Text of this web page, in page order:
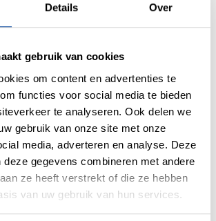
Details Over
gebruik van cookies
om content en advertenties te
functies voor social media te bieden
te analyseren. Ook delen we
gebruik van onze site met onze
media, adverteren en analyse. Deze
deze gegevens combineren met andere
ze heeft verstrekt of die ze hebben
van uw gebruik van hun services.
E27
Watt
Nee